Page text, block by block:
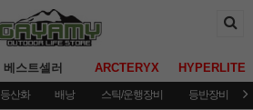
베스트셀러 ARCTERYX HYPERLITE
등산화 배낭 스틱/운행장비 등반장비